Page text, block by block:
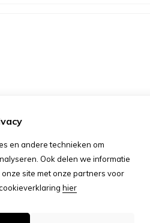
en andere technieken om
Ook delen we informatie
site met onze partners voor
hier